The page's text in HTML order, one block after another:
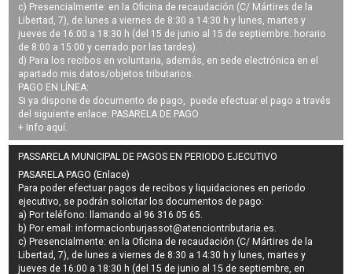
c) Presencialmente: en la Oficina de recaudación (C/ Mártires de la
Libertad, 7), de lunes a viernes de 8:30 a 14:30 h y lunes, martes y
jueves de 16:00 a 18:30 h (del 15 de junio al 15 de septiembre: horario
de 8:00 a 15:00 y cerrado por las tardes).
d) Para los recibos en voluntaria, además, en sede electrónica en el
apartado mis datos/objetos tributarios.
PAGO EN LÍNEA:
Si ya dispone de documento de pago, puede efectuar el pago a través
del siguiente enlace: PASARELA DE PAGO
+ Info aquí.
PASSARELA MUNICIPAL DE PAGOS EN PERIODO EJECUTIVO
PASARELA PAGO (Enlace)
Para poder efectuar pagos derecibos y liquidaciones en periodo
ejecutivo, se podrán solicitar los documentos de pago:
a) Por teléfono: llamando al 96 316 05 65.
b) Por email:informacionburjassot@atenciontributaria.es.
c) Presencialmente: en la Oficina de recaudación (C/ Mártires de la
Libertad, 7), de lunes a viernes de 8:30 a 14:30 h y lunes, martes y
jueves de 16:00 a 18:30 h (del 15 de junio al 15 de septiembre, en